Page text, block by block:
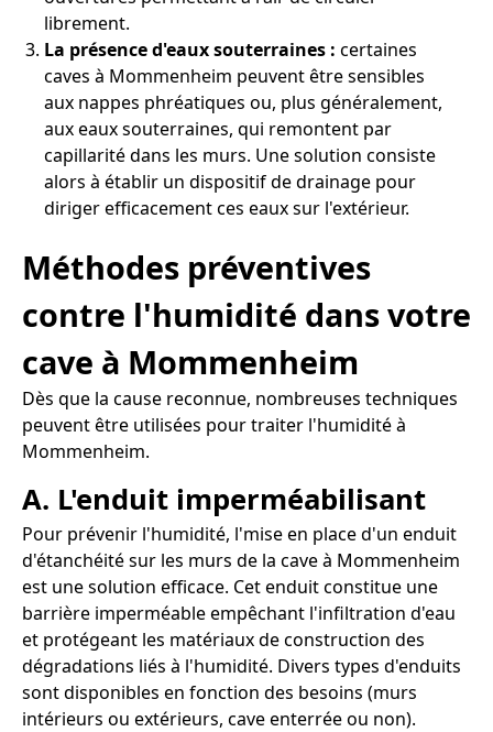
librement.
La présence d'eaux souterraines : certaines
caves à Mommenheim peuvent être sensibles
aux nappes phréatiques ou, plus généralement,
aux eaux souterraines, qui remontent par
capillarité dans les murs. Une solution consiste
alors à établir un dispositif de drainage pour
diriger efficacement ces eaux sur l'extérieur.
Méthodes préventives
contre l'humidité dans votre
cave à Mommenheim
Dès que la cause reconnue, nombreuses techniques
peuvent être utilisées pour traiter l'humidité à
Mommenheim.
A. L'enduit imperméabilisant
Pour prévenir l'humidité, l'mise en place d'un enduit
d'étanchéité sur les murs de la cave à Mommenheim
est une solution efficace. Cet enduit constitue une
barrière imperméable empêchant l'infiltration d'eau
et protégeant les matériaux de construction des
dégradations liés à l'humidité. Divers types d'enduits
sont disponibles en fonction des besoins (murs
intérieurs ou extérieurs, cave enterrée ou non).